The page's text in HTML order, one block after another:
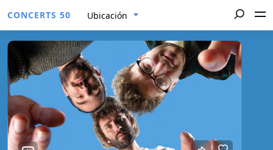
CONCERTS 50 Ubicación